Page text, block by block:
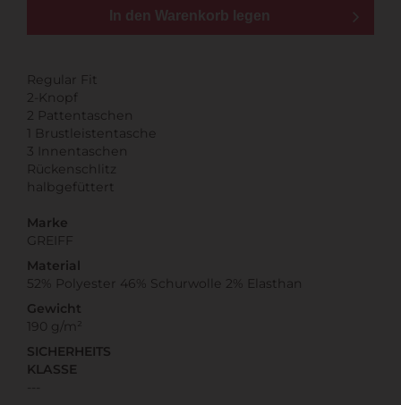
In den Warenkorb legen
Regular Fit
2-Knopf
2 Pattentaschen
1 Brustleistentasche
3 Innentaschen
Rückenschlitz
halbgefüttert
Marke
GREIFF
Material
52% Polyester 46% Schurwolle 2% Elasthan
Gewicht
190 g/m²
SICHERHEITS
KLASSE